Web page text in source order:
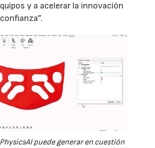
y a acelerar la innovación
puede generar en cuestión